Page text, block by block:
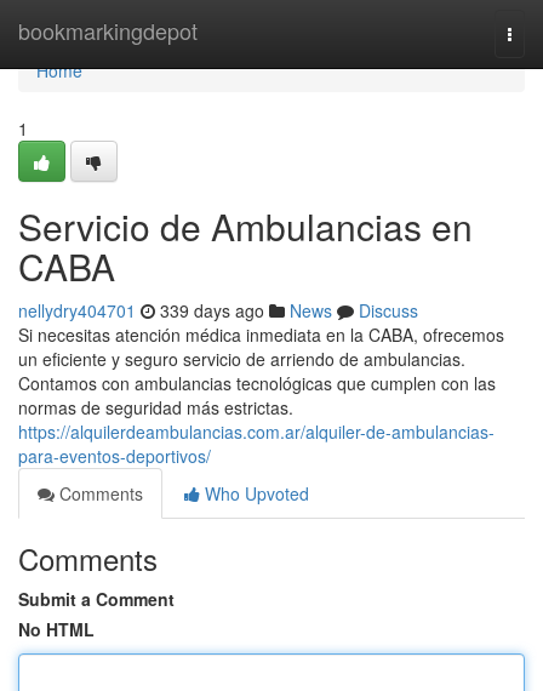
bookmarkingdepot
Home
Home
1
Servicio de Ambulancias en
CABA
nellydry404701 339 days ago News
Discuss
Si necesitas atención médica inmediata en la CABA, ofrecemos
un eficiente y seguro servicio de arriendo de ambulancias.
Contamos con ambulancias tecnológicas que cumplen con las
normas de seguridad más estrictas.
https://alquilerdeambulancias.com.ar/alquiler-de-ambulancias-
para-eventos-deportivos/
Comments
Who Upvoted
Comments
Submit a Comment
No HTML